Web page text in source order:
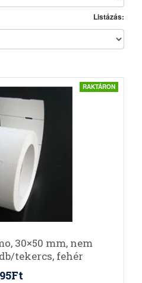
Listázás:
RAKTÁRON
30×50 mm, nem
tekercs, fehér